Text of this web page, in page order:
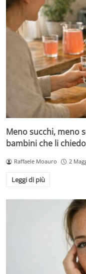
Meno succhi, meno
bambini che li
Raffaele Moauro 2
Leggi di più